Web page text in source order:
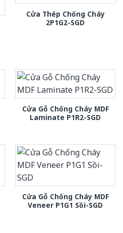
Cửa Thép Chống Cháy
2P1G2-SGD
Cửa Gỗ Chống Cháy MDF
Laminate P1R2-SGD
Cửa Gỗ Chống Cháy MDF
Veneer P1G1 Sồi-SGD